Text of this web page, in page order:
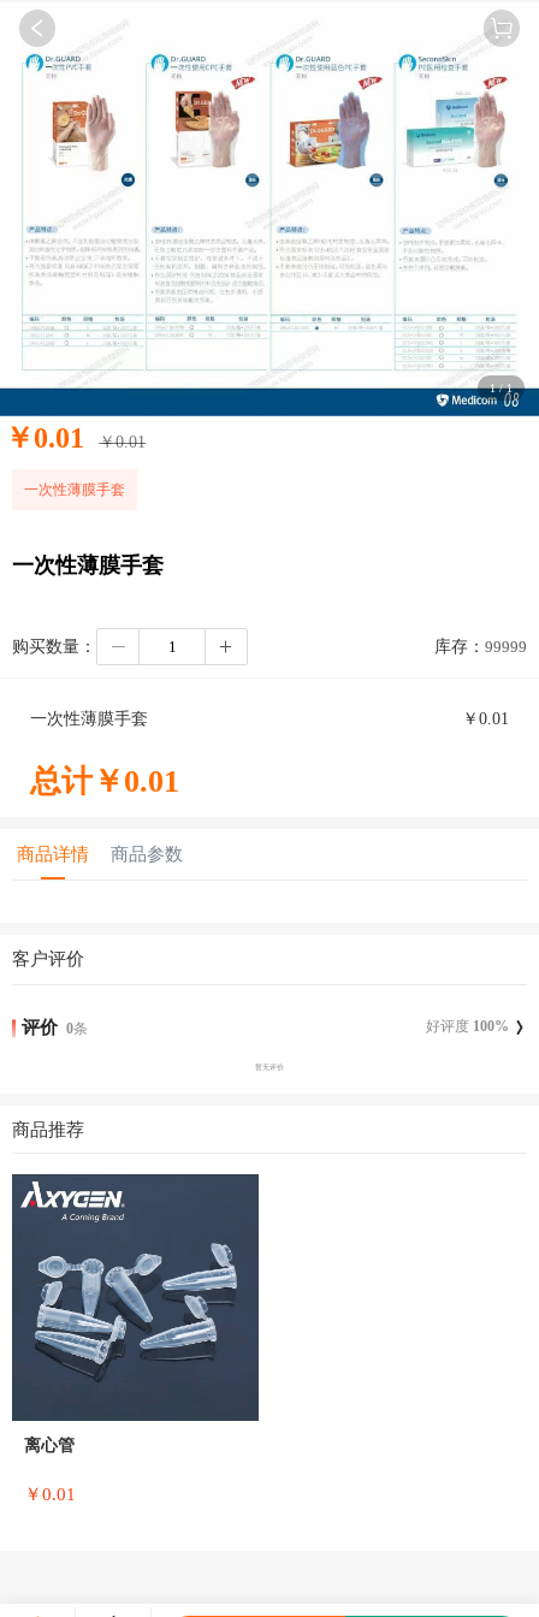
1/1
￥0.01 ￥0.01
一次性薄膜手套
一次性薄膜手套
购买数量： 库存： 99999
一次性薄膜手套 ￥ 0.01
总计￥0.01
商品详情 商品参数
客户评价
评价 好评度 100%
0条
暂无评价
商品推荐
离心管
￥0.01